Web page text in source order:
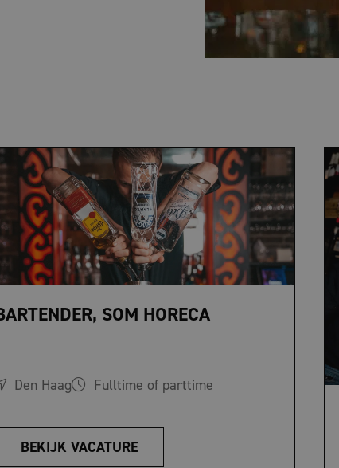
SOM HORECA
Den Haag Fulltime of parttime
BEKIJK VACATURE